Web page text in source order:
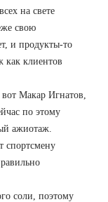
на свете
свою
и продукты-то
как клиентов
Макар Игнатов,
по этому
ажиотаж.
спортсмену
соли, поэтому